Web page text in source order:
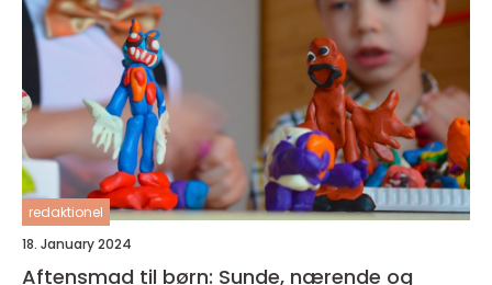
redaktionel
18. January 2024
Aftensmad til børn: Sunde, nærende og